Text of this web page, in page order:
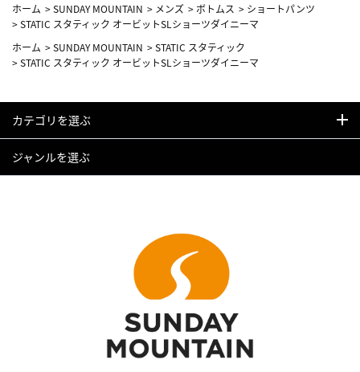
ホーム >SUNDAY MOUNTAIN > メンズ > ボトムス > ショートパンツ
>STATIC スタティック オービットSLショーツダイニーマ
ホーム >SUNDAY MOUNTAIN >STATIC スタティック
>STATIC スタティック オービットSLショーツダイニーマ
カテゴリを選ぶ
ジャンルを選ぶ